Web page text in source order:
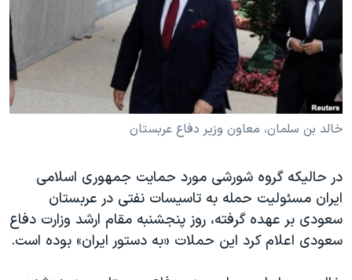
حقوق شهروندی
اقتصادی
علم و فناوری
اسرائیل در جنگ
انتخابات ریاست جمهوری آمریکا ۲۰۲۴
حمله جمهوری اسلامی به اسرائیل
رمز مهسا
ورزش زنان در ایران
تریبونال مردمی آبان ۹۸
دادگاه حمید نوری
چهل سال گروگان‌گیری
زبانهای مختلف
خالد بن سلمان، معاون وزیر دفاع عربستان
در حالیکه گروه شورشی مورد حمایت جمهوری اسلامی
ایران مسئولیت حمله به تاسیسات نفتی در عربستان
سعودی بر عهده گرفته، روز پنجشنبه مقام ارشد وزارت دفاع
سعودی اعلام کرد این حملات «به دستور ایران» بوده است.